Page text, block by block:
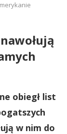
obiegł list
w nim do